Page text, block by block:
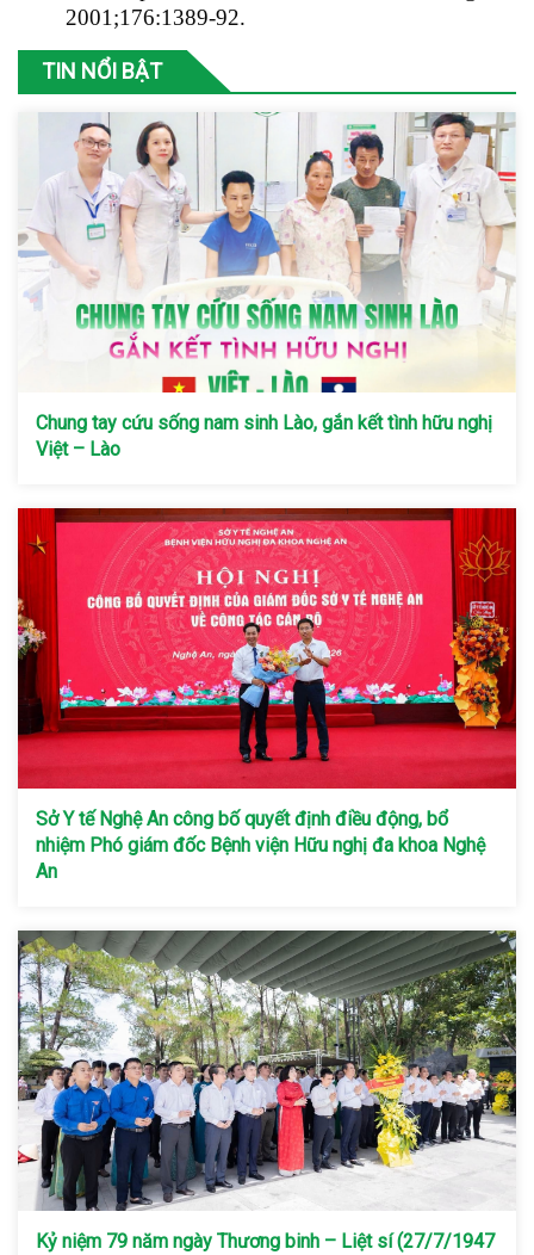
2001;176:1389-92.
TIN NỔI BẬT
Chung tay cứu sống nam sinh Lào, gắn kết tình hữu nghị
Việt – Lào
Sở Y tế Nghệ An công bố quyết định điều động, bổ
nhiệm Phó giám đốc Bệnh viện Hữu nghị đa khoa Nghệ
An
Kỷ niệm 79 năm ngày Thương binh – Liệt sí (27/7/1947